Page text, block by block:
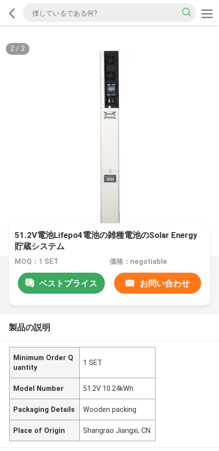
2/ 2
51.2V電池Lifepo4電池の雑種電池のSolar Energy
貯蔵システム
MOQ：1 SET 価格：negotiable
ベストプライス お問い合わせ
製品の説明
Minimum Order Q
uantity
1 SET
Model Number 51.2V 10.24kWh
Packaging Details Wooden packing
Place of Origin Shangrao Jiangxi, CN